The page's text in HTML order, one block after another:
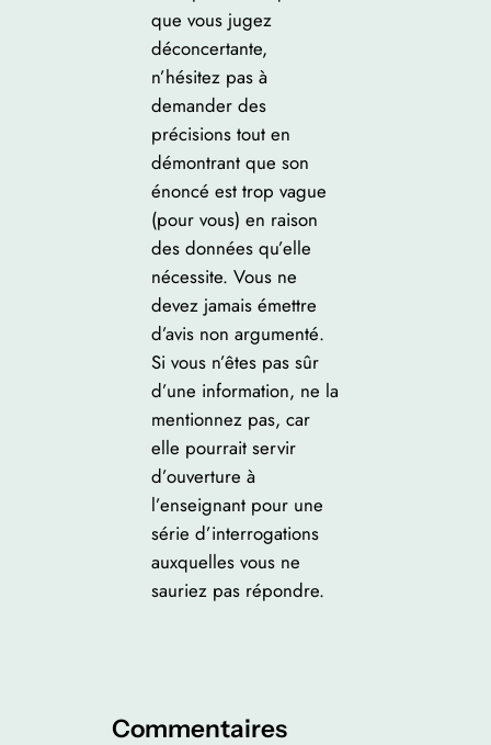
que vous jugez
déconcertante,
n’hésitez pas à
demander des
précisions tout en
démontrant que son
énoncé est trop vague
(pour vous) en raison
des données qu’elle
nécessite. Vous ne
devez jamais émettre
d’avis non argumenté.
Si vous n’êtes pas sûr
d’une information, ne la
mentionnez pas, car
elle pourrait servir
d’ouverture à
l’enseignant pour une
série d’interrogations
auxquelles vous ne
sauriez pas répondre.
Commentaires